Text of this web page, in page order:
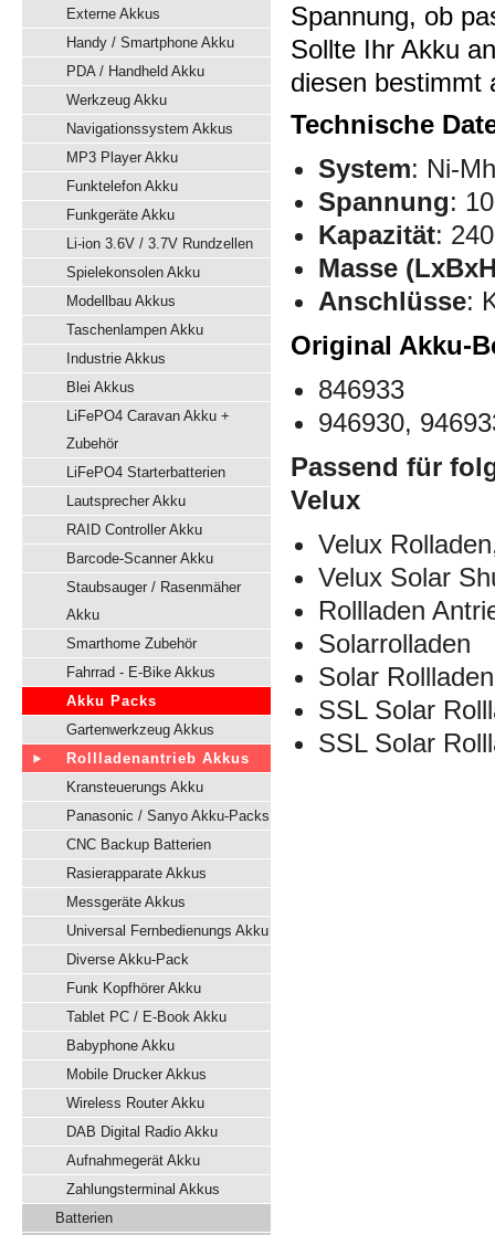
Externe Akkus
Handy / Smartphone Akku
PDA / Handheld Akku
Werkzeug Akku
Navigationssystem Akkus
MP3 Player Akku
Funktelefon Akku
Funkgeräte Akku
Li-ion 3.6V / 3.7V Rundzellen
Spielekonsolen Akku
Modellbau Akkus
Taschenlampen Akku
Industrie Akkus
Blei Akkus
LiFePO4 Caravan Akku +
Zubehör
LiFePO4 Starterbatterien
Lautsprecher Akku
RAID Controller Akku
Barcode-Scanner Akku
Staubsauger / Rasenmäher
Akku
Smarthome Zubehör
Fahrrad - E-Bike Akkus
Akku Packs
Gartenwerkzeug Akkus
Rollladenantrieb Akkus
Kransteuerungs Akku
Panasonic / Sanyo Akku-Packs
CNC Backup Batterien
Rasierapparate Akkus
Messgeräte Akkus
Universal Fernbedienungs Akku
Diverse Akku-Pack
Funk Kopfhörer Akku
Tablet PC / E-Book Akku
Babyphone Akku
Mobile Drucker Akkus
Wireless Router Akku
DAB Digital Radio Akku
Aufnahmegerät Akku
Zahlungsterminal Akkus
Batterien
Spannung, ob
Sollte Ihr Akku
diesen bestimmt
Technische
System: Ni-
Spannung:
Kapazität:
Masse
Anschlüsse:
Original Akku-
846933
946930,
Passend für
Velux
Velux
Velux Solar
Rollladen
Solarrolladen
Solar Rollladen
SSL Solar
SSL Solar